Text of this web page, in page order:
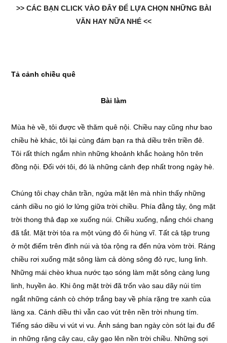
>> CÁC BẠN CLICK VÀO ĐÂY ĐỂ LỰA CHỌN NHỮNG BÀI
VĂN HAY NỮA NHÉ <<
Tả cảnh chiều quê
Bài làm
Mùa hè về, tôi được về thăm quê nội. Chiều nay cũng như bao
chiều hè khác, tôi lại cùng đám bạn ra thả diều trên triền đê.
Tôi rất thích ngắm nhìn những khoảnh khắc hoàng hôn trên
đồng nội. Đối với tôi, đó là những cảnh đẹp nhất trong ngày hè.
Chúng tôi chạy chân trần, ngửa mặt lên mà nhìn thấy những
cánh diều no gió lơ lửng giữa trời chiều. Phía đằng tây, ông mặt
trời thong thả đạp xe xuống núi. Chiều xuống, nắng chói chang
đã tắt. Mặt trời tỏa ra một vùng đỏ ối hùng vĩ. Tất cả tập trung
ở một điểm trên đỉnh núi và tỏa rộng ra đến nửa vòm trời. Ráng
chiều rơi xuống mặt sông làm cả dòng sông đỏ rực, lung linh.
Những mái chèo khua nước tạo sóng làm mặt sông càng lung
linh, huyền ảo. Khi ông mặt trời đã trốn vào sau dãy núi tím
ngắt những cánh cò chớp trắng bay về phía rặng tre xanh của
làng xa. Cánh diều thì vẫn cao vút trên nền trời nhung tím.
Tiếng sáo diều vi vút vi vu. Ánh sáng ban ngày còn sót lại đu để
in những rặng cây cau, cây gạo lên nền trời chiều. Những sợi